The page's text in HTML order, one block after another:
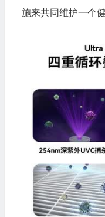
施来共同维护一个